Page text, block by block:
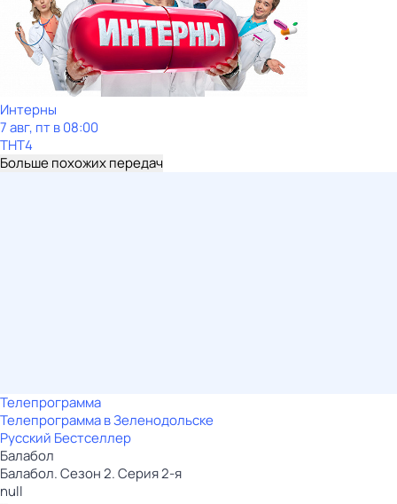
Интерны
7 авг, пт в 08:00
ТНТ4
Больше похожих передач
Телепрограмма
Телепрограмма в Зеленодольске
Русский Бестселлер
Балабол
Балабол. Сезон 2. Серия 2-я
null